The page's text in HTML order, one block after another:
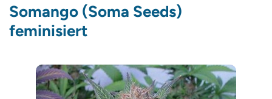
Somango (Soma Seeds)
feminisiert